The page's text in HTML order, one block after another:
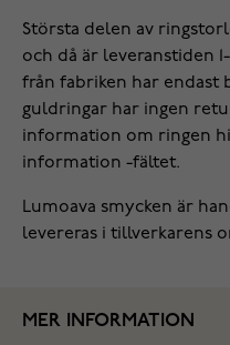
Största delen av
och då är leveranstiden
från fabriken har endast
guldringar har ingen
information om ringen
information -fältet.
Lumoava smycken är
levereras i tillverkarens
MER INFORMATION